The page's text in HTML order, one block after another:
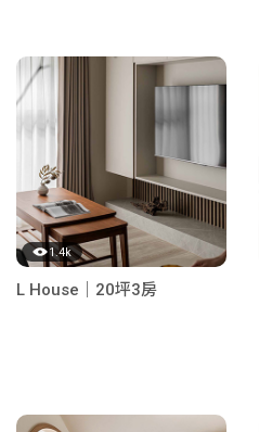
1.4k
L House｜20坪3房